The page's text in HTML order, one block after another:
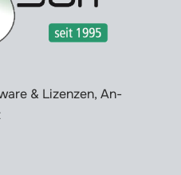
& Lizenzen, An-